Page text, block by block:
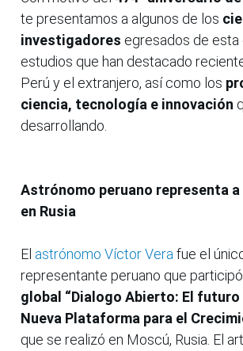
te presentamos a algunos de los
investigadores egresados de esta
estudios que han destacado
Perú y el extranjero, así como los
ciencia, tecnología e innovación
desarrollando.
Astrónomo peruano representa
en Rusia
El astrónomo Víctor Vera fue el
representante peruano que participó
global “Dialogo Abierto: El futuro
Nueva Plataforma para el
que se realizó en Moscú, Rusia. El